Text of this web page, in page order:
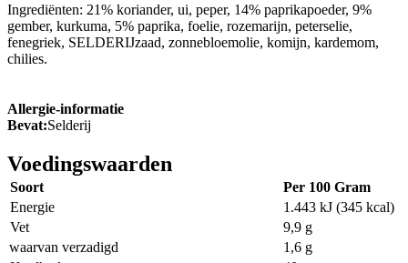
Ingrediënten: 21% koriander, ui, peper, 14% paprikapoeder, 9%
gember, kurkuma, 5% paprika, foelie, rozemarijn, peterselie,
fenegriek, SELDERIJzaad, zonnebloemolie, komijn, kardemom,
chilies.
Allergie-informatie
Bevat:Selderij
Voedingswaarden
Soort
Per 100 Gram
Energie
1.443 kJ (345 kcal)
Vet
9,9 g
waarvan verzadigd
1,6 g